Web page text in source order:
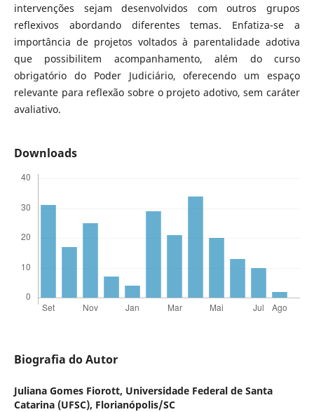
intervenções sejam desenvolvidos com outros grupos
reflexivos abordando diferentes temas. Enfatiza-se a
importância de projetos voltados à parentalidade adotiva
que possibilitem acompanhamento, além do curso
obrigatório do Poder Judiciário, oferecendo um espaço
relevante para reflexão sobre o projeto adotivo, sem caráter
avaliativo.
Downloads
Biografia do Autor
Juliana Gomes Fiorott, Universidade Federal de Santa
Catarina (UFSC), Florianópolis/SC